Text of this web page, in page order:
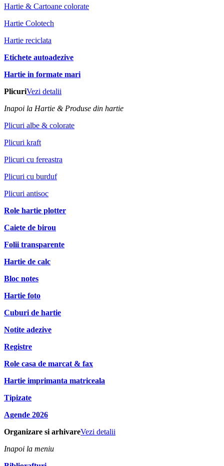
Hartie & Cartoane colorate
Hartie Colotech
Hartie reciclata
Etichete autoadezive
Hartie in formate mari
PlicuriVezi detalii
Inapoi la Hartie & Produse din hartie
Plicuri albe & colorate
Plicuri kraft
Plicuri cu fereastra
Plicuri cu burduf
Plicuri antisoc
Role hartie plotter
Caiete de birou
Folii transparente
Hartie de calc
Bloc notes
Hartie foto
Cuburi de hartie
Notite adezive
Registre
Role casa de marcat & fax
Hartie imprimanta matriceala
Tipizate
Agende 2026
Organizare si arhivareVezi detalii
Inapoi la meniu